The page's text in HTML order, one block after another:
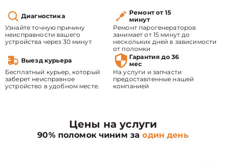
Диагностика
Узнайте точную причину
неисправности вашего
устройства через 30 минут
Ремонт от 15
минут
Ремонт парогенераторов
занимает от 15 минут до
нескольких дней в зависимости
от поломки
Выезд курьера
Бесплатный курьер, который
заберет неисправное
устройство в удобном месте.
Гарантия до 36
мес
На услуги и запчасти
предоставленные нашей
компанией
Цены на услуги
90% поломок чиним заодин день